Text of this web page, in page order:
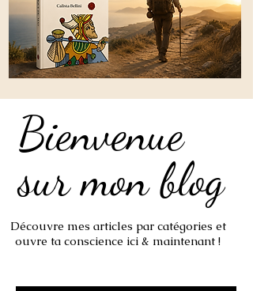
Bienvenue
sur mon blog
Bienvenue
sur mon blog
Découvre mes articles par catégories et
ouvre ta conscience ici & maintenant !